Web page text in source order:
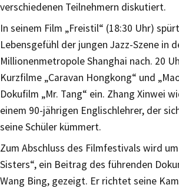
verschiedenen Teilnehmern diskutiert.
In seinem Film „Freistil“ (18:30 Uhr)
Lebensgefühl der jungen Jazz-Szene in
Millionenmetropole Shanghai nach. 20
Kurzfilme „Caravan Hongkong“ und
Dokufilm „Mr. Tang“ ein. Zhang Xinwei
einem 90-jährigen Englischlehrer, der
seine Schüler kümmert.
Zum Abschluss des Filmfestivals wird
Sisters“, ein Beitrag des führenden
Wang Bing, gezeigt. Er richtet seine